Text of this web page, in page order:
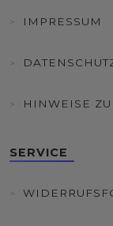
IMPRESSUM
HINWEISE
SERVICE